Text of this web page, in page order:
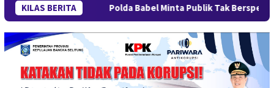
KILAS BERITA
Polda Babel Minta Publik Tak Berspekulasi, Kasus 53